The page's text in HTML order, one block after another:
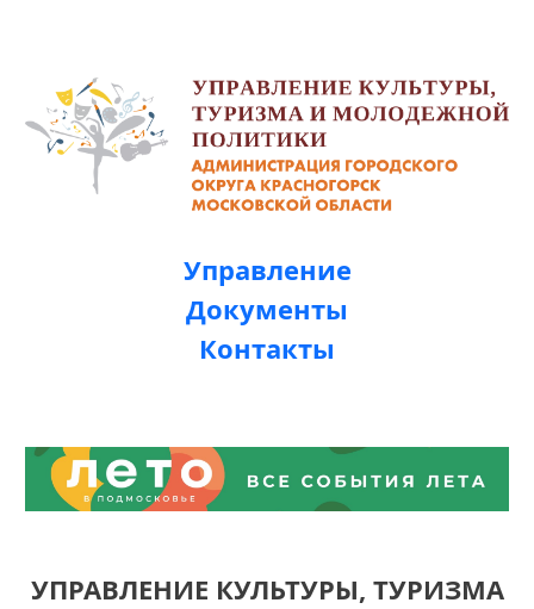
Управление
Документы
Контакты
УПРАВЛЕНИЕ КУЛЬТУРЫ, ТУРИЗМА